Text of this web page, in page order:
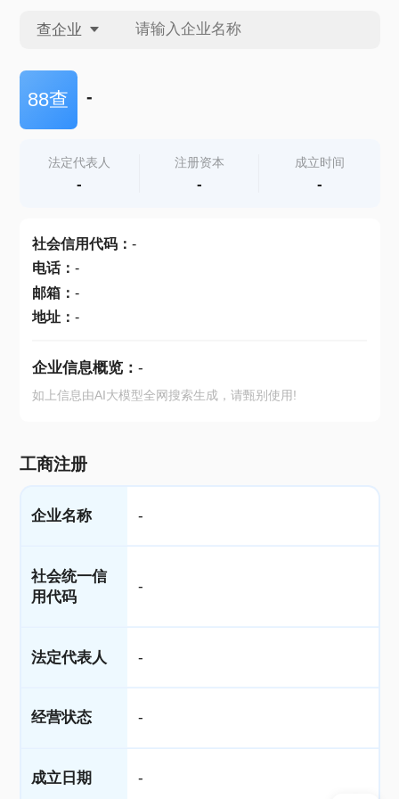
查企业
查企业
查产地
88查 -
法定代表人
-
注册资本
-
成立时间
-
社会信用代码： -
电话： -
邮箱： -
地址： -
企业信息概览： -
如上信息由AI大模型全网搜索生成，请甄别使用!
工商注册
企业名称 -
社会统一信
用代码
-
法定代表人 -
经营状态 -
成立日期 -